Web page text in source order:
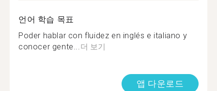
언어 학습 목표
Poder hablar con fluidez en inglés e italiano y
conocer gente...더 보기
앱 다운로드